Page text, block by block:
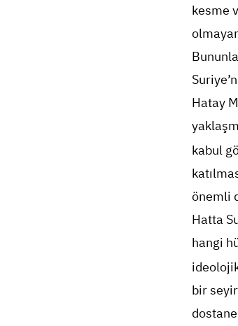
kesme
Hatay
kabul
önemli
Hatta
hangi
bir